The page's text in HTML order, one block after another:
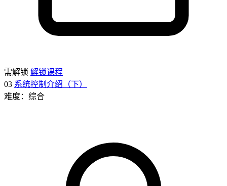
需解锁 解锁课程
03 系统控制介绍（下）
难度：综合